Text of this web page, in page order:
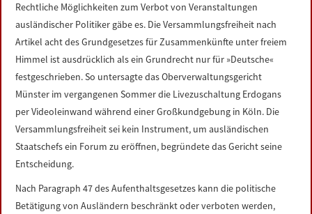
Rechtliche Möglichkeiten zum Verbot von Veranstaltungen
ausländischer Politiker gäbe es. Die Versammlungsfreiheit nach
Artikel acht des Grundgesetzes für Zusammenkünfte unter freiem
Himmel ist ausdrücklich als ein Grundrecht nur für »Deutsche«
festgeschrieben. So untersagte das Oberverwaltungsgericht
Münster im vergangenen Sommer die Livezuschaltung Erdogans
per Video­leinwand während einer Großkundgebung in Köln. Die
Versammlungsfreiheit sei kein Instrument, um ausländischen
Staatschefs ein Forum zu eröffnen, begründete das Gericht seine
Entscheidung.
Nach Paragraph 47 des Aufenthaltsgesetzes kann die politische
Betätigung von Ausländern beschränkt oder verboten werden,